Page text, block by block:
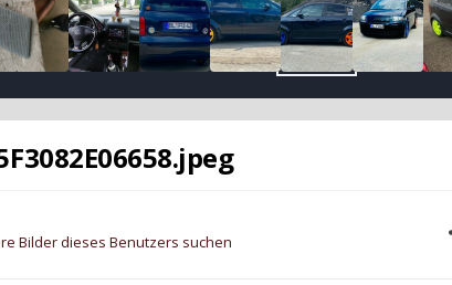
Bilder dieses Benutzers suchen